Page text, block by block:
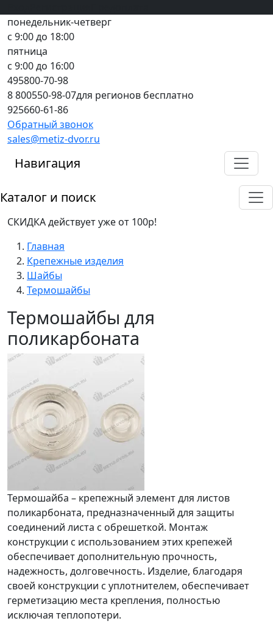
понедельник-четверг
с 9:00 до 18:00
пятница
с 9:00 до 16:00
495800-70-98
8 800550-98-07для регионов бесплатно
925660-61-86
Обратный звонок
sales@metiz-dvor.ru
Навигация
Каталог и поиск
СКИДКА действует уже от 100р!
Главная
Крепежные изделия
Шайбы
Термошайбы
Термошайбы для
поликарбоната
Термошайба – крепежный элемент для листов
поликарбоната, предназначенный для защиты
соединений листа с обрешеткой. Монтаж
конструкции с использованием этих крепежей
обеспечивает дополнительную прочность,
надежность, долговечность. Изделие, благодаря
своей конструкции с уплотнителем, обеспечивает
герметизацию места крепления, полностью
исключая теплопотери.